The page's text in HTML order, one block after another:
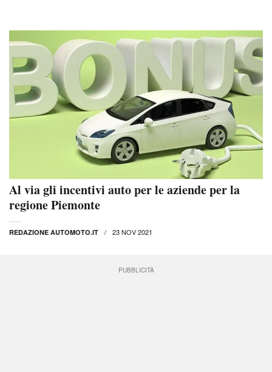
Al via gli incentivi auto per le aziende per la
regione Piemonte
REDAZIONE AUTOMOTO.IT 23 NOV 2021
PUBBLICITÀ